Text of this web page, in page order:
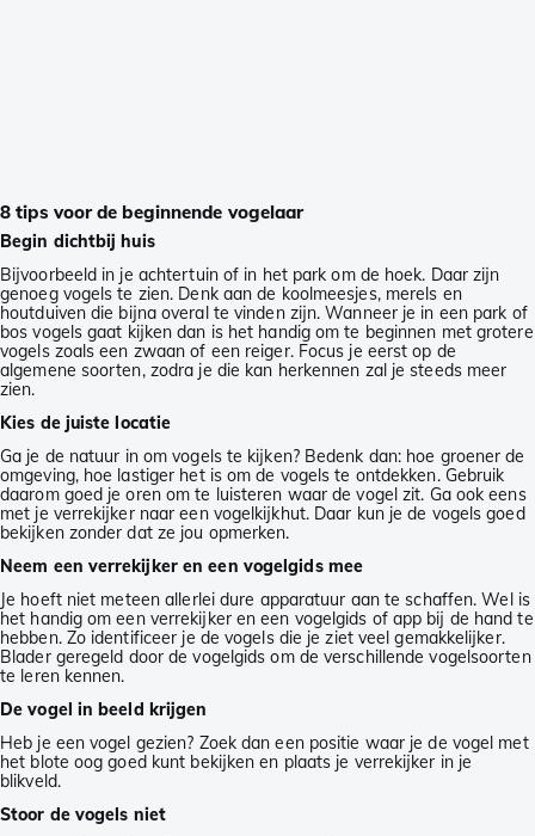
8 tips voor de beginnende vogelaar
Begin dichtbij huis
Bijvoorbeeld in je achtertuin of in het park om de hoek. Daar zijn
genoeg vogels te zien. Denk aan de koolmeesjes, merels en
houtduiven die bijna overal te vinden zijn. Wanneer je in een park of
bos vogels gaat kijken dan is het handig om te beginnen met grotere
vogels zoals een zwaan of een reiger. Focus je eerst op de
algemene soorten, zodra je die kan herkennen zal je steeds meer
zien.
Kies de juiste locatie
Ga je de natuur in om vogels te kijken? Bedenk dan: hoe groener de
omgeving, hoe lastiger het is om de vogels te ontdekken. Gebruik
daarom goed je oren om te luisteren waar de vogel zit. Ga ook eens
met je verrekijker naar een vogelkijkhut. Daar kun je de vogels goed
bekijken zonder dat ze jou opmerken.
Neem een verrekijker en een vogelgids mee
Je hoeft niet meteen allerlei dure apparatuur aan te schaffen. Wel is
het handig om een verrekijker en een vogelgids of app bij de hand te
hebben. Zo identificeer je de vogels die je ziet veel gemakkelijker.
Blader geregeld door de vogelgids om de verschillende vogelsoorten
te leren kennen.
De vogel in beeld krijgen
Heb je een vogel gezien? Zoek dan een positie waar je de vogel met
het blote oog goed kunt bekijken en plaats je verrekijker in je
blikveld.
Stoor de vogels niet